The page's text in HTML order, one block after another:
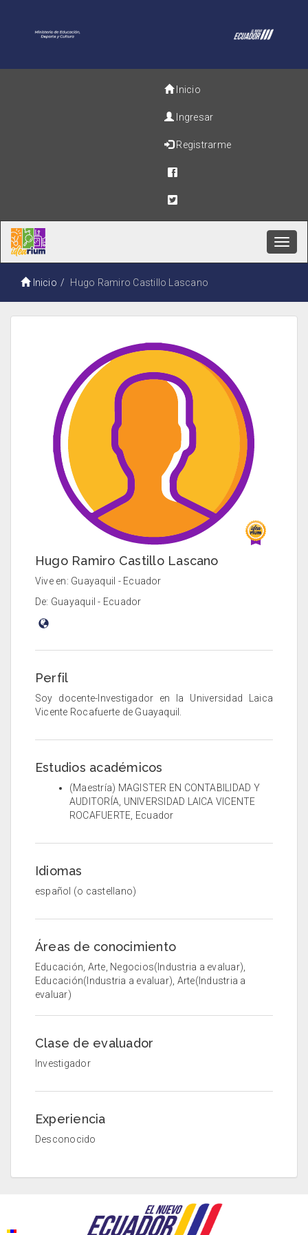
Inicio
Ingresar
Registrarme
Inicio Hugo Ramiro Castillo Lascano
Hugo Ramiro Castillo Lascano
Vive en: Guayaquil - Ecuador
De: Guayaquil - Ecuador
Perfil
Soy docente-Investigador en la Universidad Laica
Vicente Rocafuerte de Guayaquil.
Estudios académicos
(Maestría) MAGISTER EN CONTABILIDAD Y
AUDITORÍA, UNIVERSIDAD LAICA VICENTE
ROCAFUERTE, Ecuador
Idiomas
español (o castellano)
Áreas de conocimiento
Educación, Arte, Negocios(Industria a evaluar),
Educación(Industria a evaluar), Arte(Industria a
evaluar)
Clase de evaluador
Investigador
Experiencia
Desconocido